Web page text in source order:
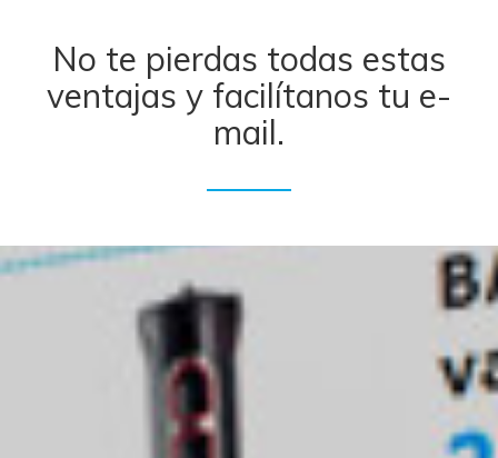
No te pierdas todas estas
ventajas y facilítanos tu e-
mail.